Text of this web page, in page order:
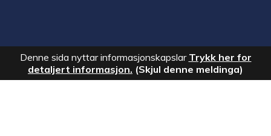
Denne sida nyttar informasjonskapslar Trykk her for
detaljert informasjon. (Skjul denne meldinga)